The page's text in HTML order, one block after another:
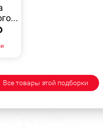
Все товары этой подборки